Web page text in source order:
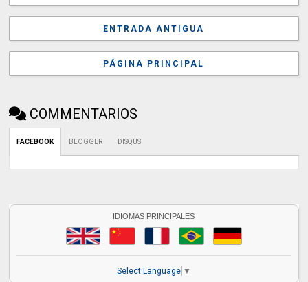
ENTRADA ANTIGUA
PÁGINA PRINCIPAL
COMMENTARIOS
FACEBOOK BLOGGER DISQUS
IDIOMAS PRINCIPALES
Select Language ▼